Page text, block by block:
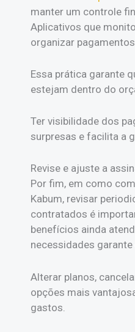
manter um controle
Aplicativos que
organizar
Essa prática garante
estejam dentro do
Ter visibilidade dos
surpresas e facilita a
Revise e ajuste a
Por fim, em como
Kabum, revisar
contratados é
benefícios ainda
necessidades
Alterar planos,
opções mais
gastos.